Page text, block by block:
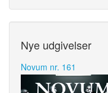
Nye udgivelser
Novum nr. 161